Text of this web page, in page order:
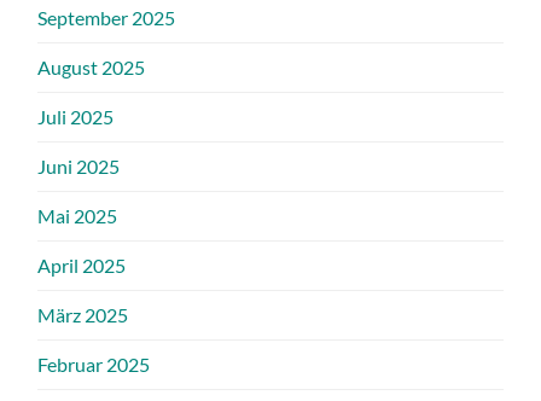
September 2025
August 2025
Juli 2025
Juni 2025
Mai 2025
April 2025
März 2025
Februar 2025